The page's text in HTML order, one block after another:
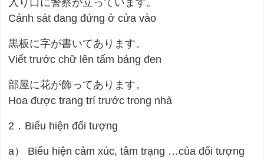
Cảnh sát đang đứng ở cửa vào
黒板に字が書いてあります。
Viết trước chữ lên tấm bảng đen
部屋に花が飾ってあります。
Hoa được trang trí trước trong nhà
2．Biểu hiện đối tượng
a） Biểu hiện cảm xúc, tâm trạng …của đối tượng